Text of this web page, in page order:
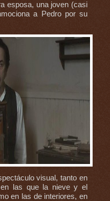
esposa, una joven (casi
a Pedro por su
visual, tanto en
las que la nieve y el
en las de interiores, en